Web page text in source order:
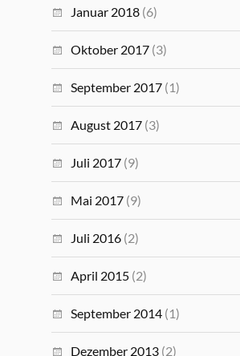
Januar 2018 (6)
Oktober 2017 (3)
September 2017 (1)
August 2017 (3)
Juli 2017 (9)
Mai 2017 (9)
Juli 2016 (2)
April 2015 (2)
September 2014 (1)
Dezember 2013 (2)